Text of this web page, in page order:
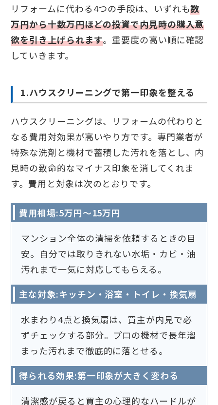
リフォームに代わる4つの手段は、いずれも数
万円から十数万円ほどの投資で内見時の購入意
欲を引き上げられます。重要度の高い順に確認
していきます。
1.ハウスクリーニングで第一印象を整える
ハウスクリーニングは、リフォームの代わりと
なる費用対効果が高いやり方です。専門業者が
特殊な洗剤と機材で蓄積した汚れを落とし、内
見時の致命的なマイナス印象を消してくれま
す。費用と対象は次のとおりです。
費用相場:5万円〜15万円
マンション全体の清掃を依頼するときの目
安。自分では取りきれない水垢・カビ・油
汚れまで一気に対応してもらえる。
主な対象:キッチン・浴室・トイレ・換気扇
水まわり4点と換気扇は、買主が内見で必
ずチェックする部分。プロの機材で長年溜
まった汚れまで徹底的に落とせる。
得られる効果:第一印象が大きく変わる
清潔感が戻ると買主の心理的なハードルが